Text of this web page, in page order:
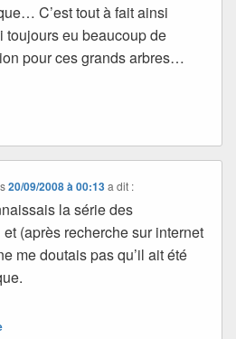
C’est tout à fait ainsi
toujours eu beaucoup de
pour ces grands arbres…
20/09/2008 à 00:13 a dit :
la série des
(après recherche sur internet
me doutais pas qu’il ait été